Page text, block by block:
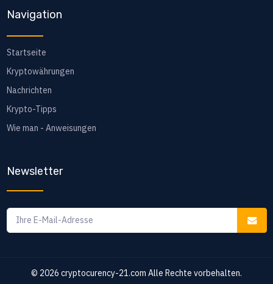
Navigation
Startseite
Kryptowährungen
Nachrichten
Krypto-Tipps
Wie man - Anweisungen
Newsletter
© 2026 cryptocurency-21.com Alle Rechte vorbehalten.